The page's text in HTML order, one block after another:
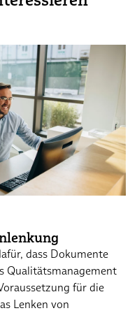
dass Dokumente
Qualitätsmanagement
für die
Lenken von